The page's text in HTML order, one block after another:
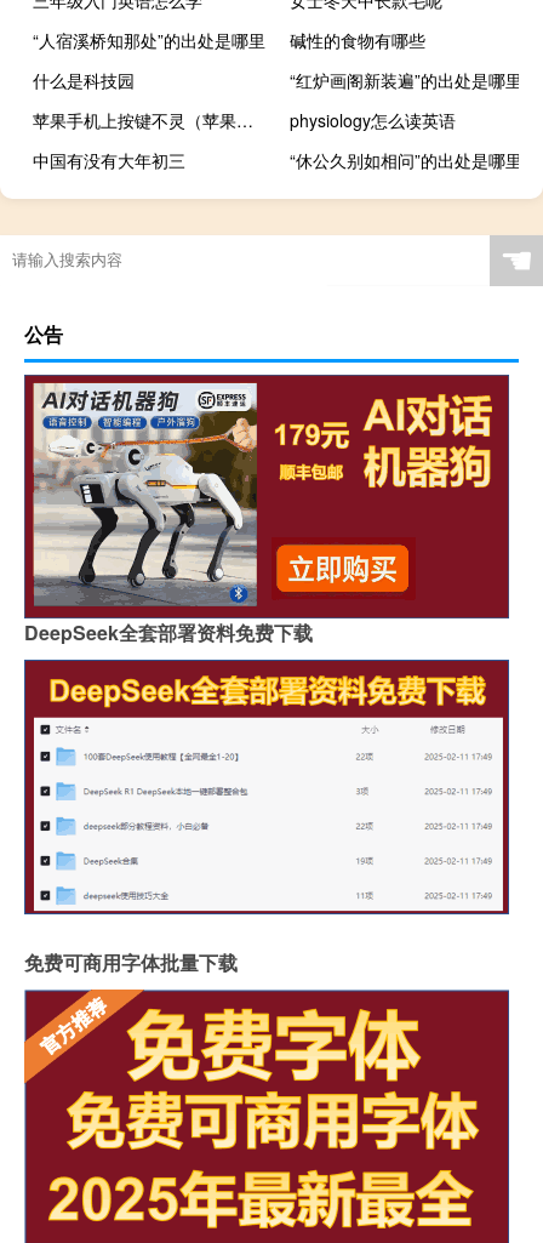
“人宿溪桥知那处”的出处是哪里
碱性的食物有哪些
什么是科技园
“红炉画阁新装遍”的出处是哪里
苹果手机上按键不灵（苹果手机按键不灵怎么办）
physiology怎么读英语
中国有没有大年初三
“休公久别如相问”的出处是哪里
☚
公告
DeepSeek全套部署资料免费下载
免费可商用字体批量下载